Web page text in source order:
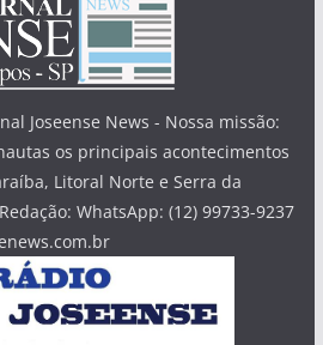
Joseense News - Nossa missão:
os principais acontecimentos
Litoral Norte e Serra da
WhatsApp: (12) 99733-9237